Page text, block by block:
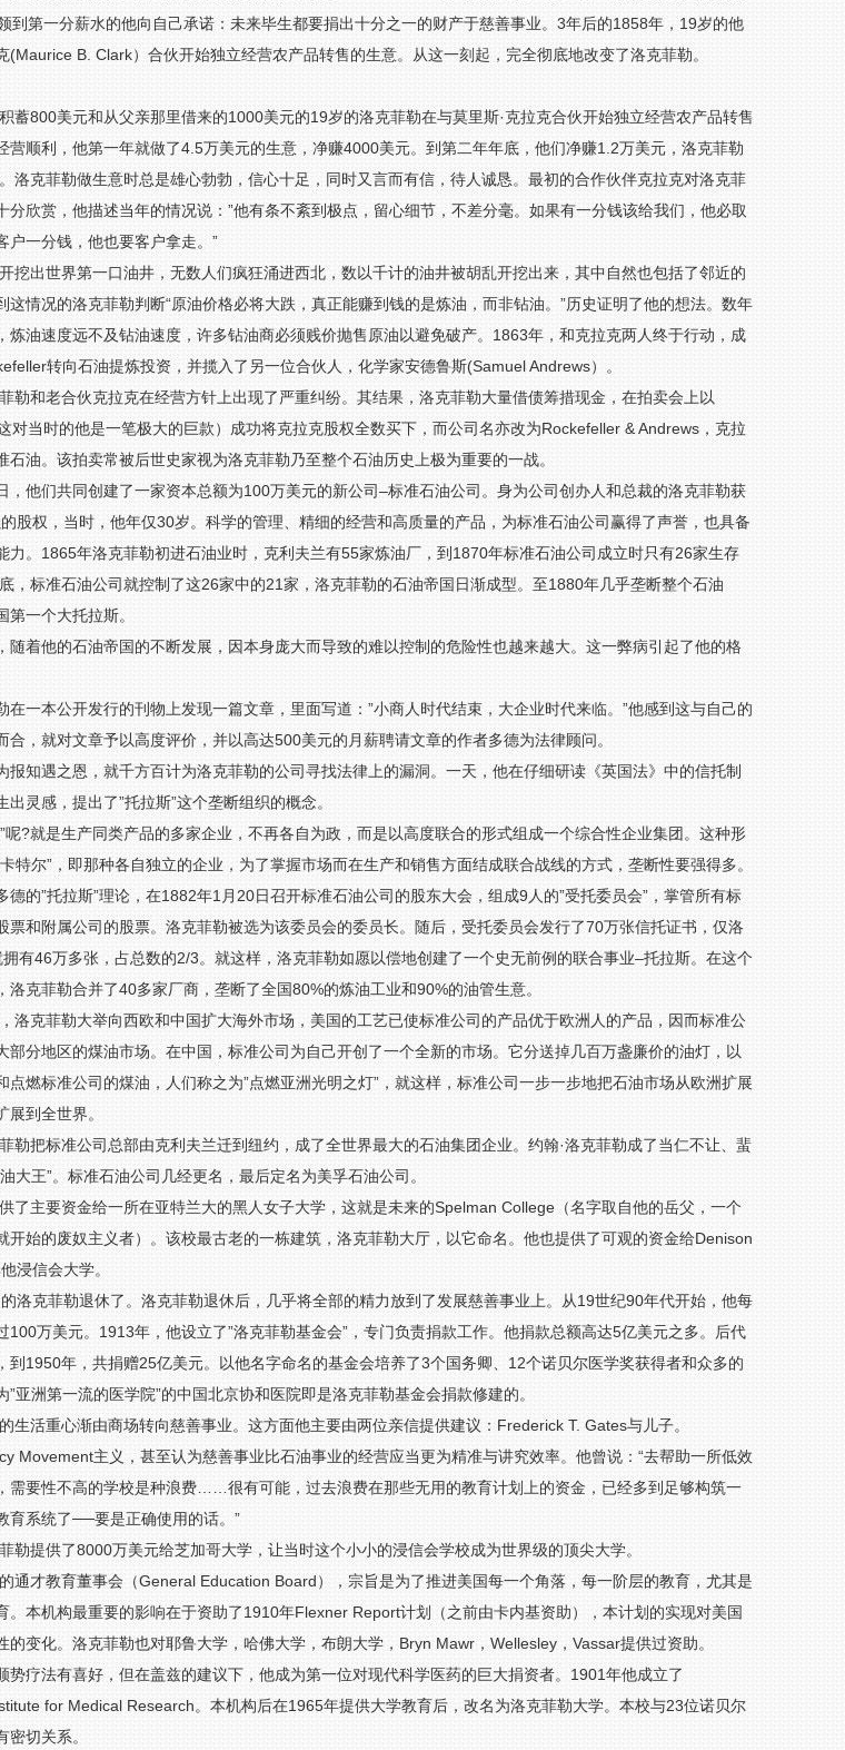
到第一分薪水的他向自己承诺：未来毕生都要捐出十分之一的财产于慈善事业。3年后的1858年，19岁的他
(Maurice B. Clark）合伙开始独立经营农产品转售的生意。从这一刻起，完全彻底地改变了洛克菲勒。
蓄800美元和从父亲那里借来的1000美元的19岁的洛克菲勒在与莫里斯·克拉克合伙开始独立经营农产品转售
营顺利，他第一年就做了4.5万美元的生意，净赚4000美元。到第二年年底，他们净赚1.2万美元，洛克菲勒
洛克菲勒做生意时总是雄心勃勃，信心十足，同时又言而有信，待人诚恳。最初的合作伙伴克拉克对洛克菲
分欣赏，他描述当年的情况说：”他有条不紊到极点，留心细节，不差分毫。如果有一分钱该给我们，他必取
户一分钱，他也要客户拿走。”
挖出世界第一口油井，无数人们疯狂涌进西北，数以千计的油井被胡乱开挖出来，其中自然也包括了邻近的
这情况的洛克菲勒判断“原油价格必将大跌，真正能赚到钱的是炼油，而非钻油。”历史证明了他的想法。数年
炼油速度远不及钻油速度，许多钻油商必须贱价抛售原油以避免破产。1863年，和克拉克两人终于行动，成
转向石油提炼投资，并揽入了另一位合伙人，化学家安德鲁斯(Samuel Andrews）。
勒和老合伙克拉克在经营方针上出现了严重纠纷。其结果，洛克菲勒大量借债筹措现金，在拍卖会上以
对当时的他是一笔极大的巨款）成功将克拉克股权全数买下，而公司名亦改为Rockefeller & Andrews，克拉
石油。该拍卖常被后世史家视为洛克菲勒乃至整个石油历史上极为重要的一战。
，他们共同创建了一家资本总额为100万美元的新公司–标准石油公司。身为公司创办人和总裁的洛克菲勒获
股权，当时，他年仅30岁。科学的管理、精细的经营和高质量的产品，为标准石油公司赢得了声誉，也具备
力。1865年洛克菲勒初进石油业时，克利夫兰有55家炼油厂，到1870年标准石油公司成立时只有26家生存
，标准石油公司就控制了这26家中的21家，洛克菲勒的石油帝国日渐成型。至1880年几乎垄断整个石油
第一个大托拉斯。
随着他的石油帝国的不断发展，因本身庞大而导致的难以控制的危险性也越来越大。这一弊病引起了他的格
在一本公开发行的刊物上发现一篇文章，里面写道：”小商人时代结束，大企业时代来临。”他感到这与自己的
合，就对文章予以高度评价，并以高达500美元的月薪聘请文章的作者多德为法律顾问。
报知遇之恩，就千方百计为洛克菲勒的公司寻找法律上的漏洞。一天，他在仔细研读《英国法》中的信托制
出灵感，提出了”托拉斯”这个垄断组织的概念。
呢?就是生产同类产品的多家企业，不再各自为政，而是以高度联合的形式组成一个综合性企业集团。这种形
特尔”，即那种各自独立的企业，为了掌握市场而在生产和销售方面结成联合战线的方式，垄断性要强得多。
德的”托拉斯”理论，在1882年1月20日召开标准石油公司的股东大会，组成9人的”受托委员会”，掌管所有标
票和附属公司的股票。洛克菲勒被选为该委员会的委员长。随后，受托委员会发行了70万张信托证书，仅洛
有46万多张，占总数的2/3。就这样，洛克菲勒如愿以偿地创建了一个史无前例的联合事业–托拉斯。在这个
洛克菲勒合并了40多家厂商，垄断了全国80%的炼油工业和90%的油管生意。
洛克菲勒大举向西欧和中国扩大海外市场，美国的工艺已使标准公司的产品优于欧洲人的产品，因而标准公
部分地区的煤油市场。在中国，标准公司为自己开创了一个全新的市场。它分送掉几百万盏廉价的油灯，以
点燃标准公司的煤油，人们称之为”点燃亚洲光明之灯”，就这样，标准公司一步一步地把石油市场从欧洲扩展
展到全世界。
勒把标准公司总部由克利夫兰迁到纽约，成了全世界最大的石油集团企业。约翰·洛克菲勒成了当仁不让、蜚
大王”。标准石油公司几经更名，最后定名为美孚石油公司。
了主要资金给一所在亚特兰大的黑人女子大学，这就是未来的Spelman College（名字取自他的岳父，一个
开始的废奴主义者）。该校最古老的一栋建筑，洛克菲勒大厅，以它命名。他也提供了可观的资金给Denison
浸信会大学。
洛克菲勒退休了。洛克菲勒退休后，几乎将全部的精力放到了发展慈善事业上。从19世纪90年代开始，他每
100万美元。1913年，他设立了”洛克菲勒基金会”，专门负责捐款工作。他捐款总额高达5亿美元之多。后代
到1950年，共捐赠25亿美元。以他名字命名的基金会培养了3个国务卿、12个诺贝尔医学奖获得者和众多的
”亚洲第一流的医学院”的中国北京协和医院即是洛克菲勒基金会捐款修建的。
生活重心渐由商场转向慈善事业。这方面他主要由两位亲信提供建议：Frederick T. Gates与儿子。
Movement主义，甚至认为慈善事业比石油事业的经营应当更为精准与讲究效率。他曾说：“去帮助一所低效
需要性不高的学校是种浪费……很有可能，过去浪费在那些无用的教育计划上的资金，已经多到足够构筑一
育系统了──要是正确使用的话。”
勒提供了8000万美元给芝加哥大学，让当时这个小小的浸信会学校成为世界级的顶尖大学。
通才教育董事会（General Education Board），宗旨是为了推进美国每一个角落，每一阶层的教育，尤其是
。本机构最重要的影响在于资助了1910年Flexner Report计划（之前由卡内基资助），本计划的实现对美国
的变化。洛克菲勒也对耶鲁大学，哈佛大学，布朗大学，Bryn Mawr，Wellesley，Vassar提供过资助。
势疗法有喜好，但在盖兹的建议下，他成为第一位对现代科学医药的巨大捐资者。1901年他成立了
for Medical Research。本机构后在1965年提供大学教育后，改名为洛克菲勒大学。本校与23位诺贝尔
密切关系。